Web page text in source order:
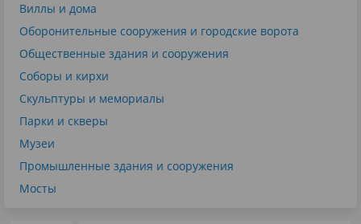
Виллы и дома
Оборонительные сооружения и городские ворота
Общественные здания и сооружения
Соборы и кирхи
Скульптуры и мемориалы
Парки и скверы
Музеи
Промышленные здания и сооружения
Мосты